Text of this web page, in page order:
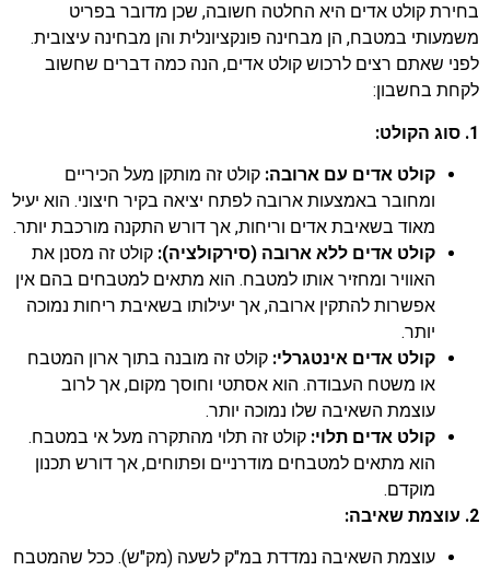
בחירת קולט אדים היא החלטה חשובה, שכן מדובר בפריט
משמעותי במטבח, הן מבחינה פונקציונלית והן מבחינה עיצובית.
לפני שאתם רצים לרכוש קולט אדים, הנה כמה דברים שחשוב
לקחת בחשבון:
1. סוג הקולט:
קולט אדים עם ארובה: קולט זה מותקן מעל הכיריים
ומחובר באמצעות ארובה לפתח יציאה בקיר חיצוני. הוא יעיל
מאוד בשאיבת אדים וריחות, אך דורש התקנה מורכבת יותר.
קולט אדים ללא ארובה (סירקולציה): קולט זה מסנן את
האוויר ומחזיר אותו למטבח. הוא מתאים למטבחים בהם אין
אפשרות להתקין ארובה, אך יעילותו בשאיבת ריחות נמוכה
יותר.
קולט אדים אינטגרלי: קולט זה מובנה בתוך ארון המטבח
או משטח העבודה. הוא אסתטי וחוסך מקום, אך לרוב
עוצמת השאיבה שלו נמוכה יותר.
קולט אדים תלוי: קולט זה תלוי מהתקרה מעל אי במטבח.
הוא מתאים למטבחים מודרניים ופתוחים, אך דורש תכנון
מוקדם.
2. עוצמת שאיבה:
עוצמת השאיבה נמדדת במ"ק לשעה (מק"ש). ככל שהמטבח